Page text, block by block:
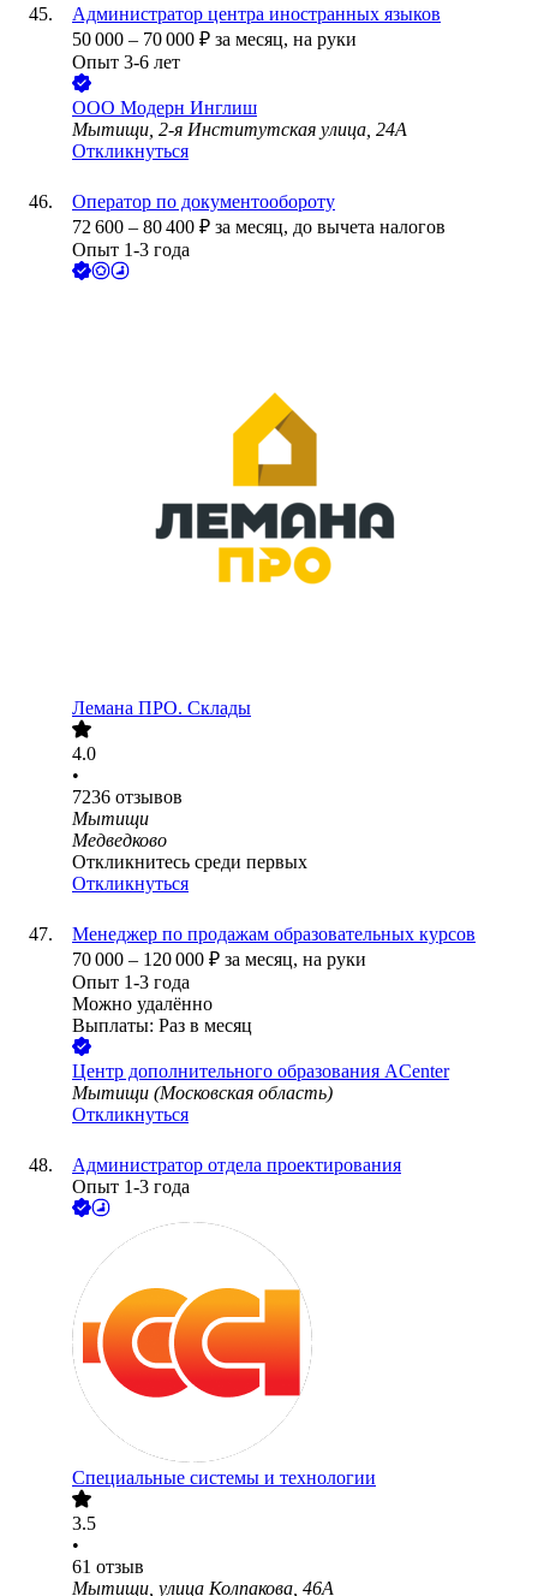
Администратор центра иностранных языков
50 000 – 70 000 ₽ за месяц, на руки
Опыт 3-6 лет
ООО Модерн Инглиш
Мытищи, 2-я Институтская улица, 24А
Откликнуться
Оператор по документообороту
72 600 – 80 400 ₽ за месяц, до вычета налогов
Опыт 1-3 года
Лемана ПРО. Склады
4.0
•
7236 отзывов
Мытищи
Медведково
Откликнитесь среди первых
Откликнуться
Менеджер по продажам образовательных курсов
70 000 – 120 000 ₽ за месяц, на руки
Опыт 1-3 года
Можно удалённо
Выплаты: Раз в месяц
Центр дополнительного образования ACenter
Мытищи (Московская область)
Откликнуться
Администратор отдела проектирования
Опыт 1-3 года
Специальные системы и технологии
3.5
•
61 отзыв
Мытищи, улица Колпакова, 46А